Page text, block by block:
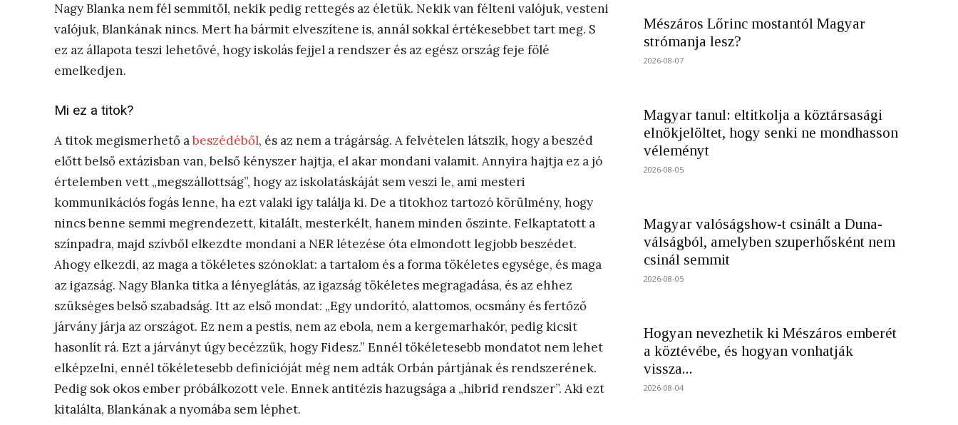
Nagy Blanka nem fél semmitől, nekik pedig rettegés az életük. Nekik van félteni valójuk, vesteni
valójuk, Blankának nincs. Mert ha bármit elveszítene is, annál sokkal értékesebbet tart meg. S
ez az állapota teszi lehetővé, hogy iskolás fejjel a rendszer és az egész ország feje fölé
emelkedjen.
Mi ez a titok?
A titok megismerhető abeszédéből, és az nem a trágárság. A felvételen látszik, hogy a beszéd
előtt belső extázisban van, belső kényszer hajtja, el akar mondani valamit. Annyira hajtja ez a jó
értelemben vett „megszállottság”, hogy az iskolatáskáját sem veszi le, ami mesteri
kommunikációs fogás lenne, ha ezt valaki így találja ki. De a titokhoz tartozó körülmény, hogy
nincs benne semmi megrendezett, kitalált, mesterkélt, hanem minden őszinte. Felkaptatott a
színpadra, majd szívből elkezdte mondani a NER létezése óta elmondott legjobb beszédet.
Ahogy elkezdi, az maga a tökéletes szónoklat: a tartalom és a forma tökéletes egysége, és maga
az igazság. Nagy Blanka titka a lényeglátás, az igazság tökéletes megragadása, és az ehhez
szükséges belső szabadság. Itt az első mondat: „Egy undorító, alattomos, ocsmány és fertőző
járvány járja az országot. Ez nem a pestis, nem az ebola, nem a kergemarhakór, pedig kicsit
hasonlít rá. Ezt a járványt úgy becézzük, hogy Fidesz.” Ennél tökéletesebb mondatot nem lehet
elképzelni, ennél tökéletesebb definícióját még nem adták Orbán pártjának és rendszerének.
Pedig sok okos ember próbálkozott vele. Ennek antitézis hazugsága a „hibrid rendszer”. Aki ezt
kitalálta, Blankának a nyomába sem léphet.
Mészáros Lőrinc mostantól Magyar
strómanja lesz?
2026-08-07
Magyar tanul: eltitkolja a köztársasági
elnökjelöltet, hogy senki ne mondhasson
véleményt
2026-08-05
Magyar valóságshow-t csinált a Duna-
válságból, amelyben szuperhősként nem
csinál semmit
2026-08-05
Hogyan nevezhetik ki Mészáros emberét
a köztévébe, és hogyan vonhatják
vissza...
2026-08-04